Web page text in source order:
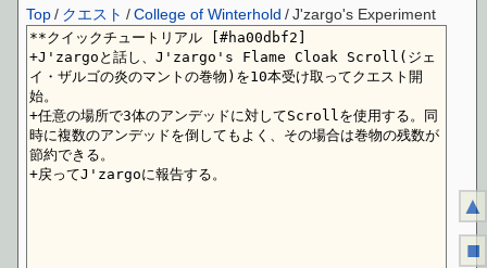
Top / クエスト /College of Winterhold / J'zargo's Experiment
▲
■